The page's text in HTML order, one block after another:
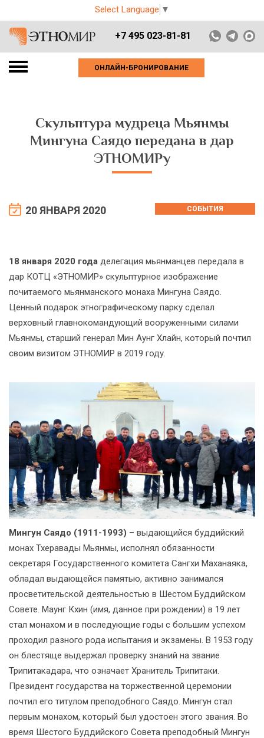
Select Language ▼
+7 495 023-81-81
ОНЛАЙН-БРОНИРОВАНИЕ
Скульптура мудреца Мьянмы
Мингуна Саядо передана в дар
ЭТНОМИРу
20 ЯНВАРЯ 2020 СОБЫТИЯ
18 января 2020 года делегация мьянманцев передала в
дар КОТЦ «ЭТНОМИР» скульптурное изображение
почитаемого мьянманского монаха Мингуна Саядо.
Ценный подарок этнографическому парку сделал
верховный главнокомандующий вооруженными силами
Мьянмы, старший генерал Мин Аунг Хлайн, который почтил
своим визитом ЭТНОМИР в 2019 году.
Мингун Саядо (1911-1993) – выдающийся буддийский
монах Тхеравады Мьянмы, исполнял обязанности
секретаря Государственного комитета Сангхи Маханаяка,
обладал выдающейся памятью, активно занимался
просветительской деятельностью в Шестом Буддийском
Совете. Маунг Кхин (имя, данное при рождении) в 19 лет
стал монахом и в последующие годы с большим успехом
проходил разного рода испытания и экзамены. В 1953 году
он блестяще выдержал проверку знаний на звание
Трипитакадара, что означает Хранитель Трипитаки.
Президент государства на торжественной церемонии
почтил его титулом преподобного Саядо. Мингун стал
первым монахом, который был удостоен этого звания. Во
время Шестого Буддийского Совета преподобный Мингун